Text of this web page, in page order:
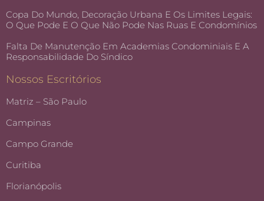
Copa Do Mundo, Decoração Urbana E Os Limites Legais:
O Que Pode E O Que Não Pode Nas Ruas E Condomínios
Falta De Manutenção Em Academias Condominiais E A
Responsabilidade Do Síndico
Nossos Escritórios
Matriz – São Paulo
Campinas
Campo Grande
Curitiba
Florianópolis